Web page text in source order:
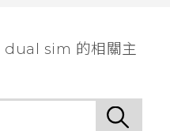
sim 的相關主